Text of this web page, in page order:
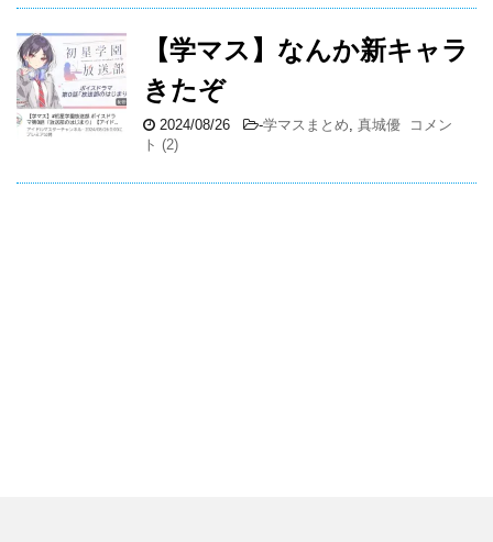
【学マス】なんか新キャラ
きたぞ
2024/08/26 -学マスまとめ 真城優
コメン
ト (2)